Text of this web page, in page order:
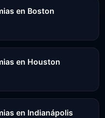
en Boston
en Houston
en Indianápolis